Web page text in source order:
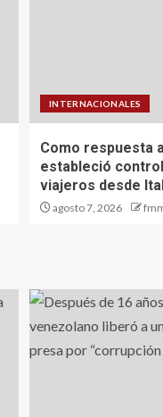
INTERNACIONALES
Como respuesta
estableció
viajeros desde
agosto 7, 2026